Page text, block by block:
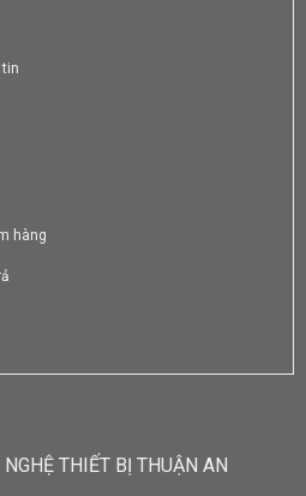
hàng
THIẾT BỊ THUẬN AN